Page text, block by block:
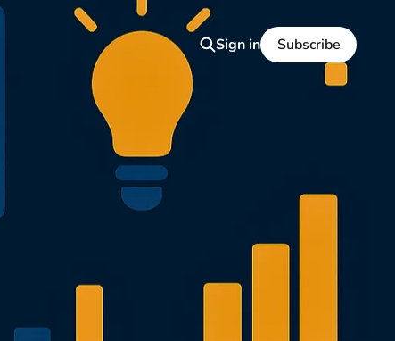
Sign in Subscribe